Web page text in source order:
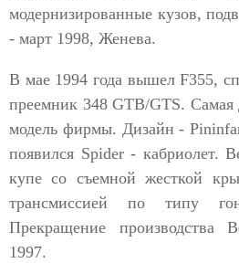
модернизированные кузов,
- март 1998, Женева.
В мае 1994 года вышел F355,
преемник 348 GTB/GTS. Самая
модель фирмы. Дизайн -
появился Spider - кабриолет.
купе со съемной жесткой
трансмиссией по типу
Прекращение производства
1997.